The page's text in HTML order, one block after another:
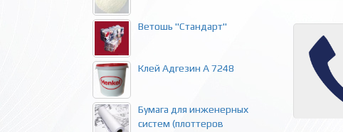
Ветошь "Стандарт"
Клей Адгезин А 7248
Бумага для инженерных
систем (плоттеров